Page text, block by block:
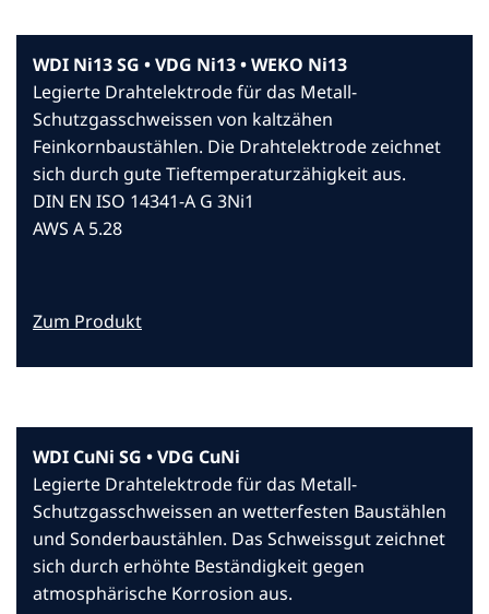
WDI Ni13 SG • VDG Ni13 • WEKO Ni13
Legierte Drahtelektrode für das Metall-
Schutzgasschweissen von kaltzähen
Feinkornbaustählen. Die Drahtelektrode zeichnet
sich durch gute Tieftemperaturzähigkeit aus.
DIN EN ISO 14341-A G 3Ni1
AWS A 5.28
Zum Produkt
WDI CuNi SG • VDG CuNi
Legierte Drahtelektrode für das Metall-
Schutzgasschweissen an wetterfesten Baustählen
und Sonderbaustählen. Das Schweissgut zeichnet
sich durch erhöhte Beständigkeit gegen
atmosphärische Korrosion aus.